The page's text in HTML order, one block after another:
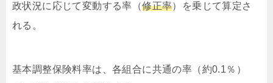
政状況に応じて変動する率（修正率）を乗じて算定さ
れる。
基本調整保険料率は、各組合に共通の率（約0.1％）